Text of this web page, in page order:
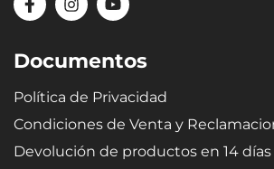
Documentos
Política de Privacidad
Condiciones de Venta y
Devolución de productos en 14 días